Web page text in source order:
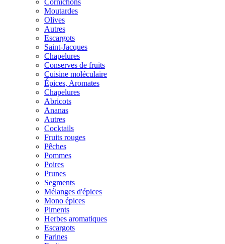
Cornichons
Moutardes
Olives
Autres
Escargots
Saint-Jacques
Chapelures
Conserves de fruits
Cuisine moléculaire
Épices, Aromates
Chapelures
Abricots
Ananas
Autres
Cocktails
Fruits rouges
Pêches
Pommes
Poires
Prunes
Segments
Mélanges d'épices
Mono épices
Piments
Herbes aromatiques
Escargots
Farines